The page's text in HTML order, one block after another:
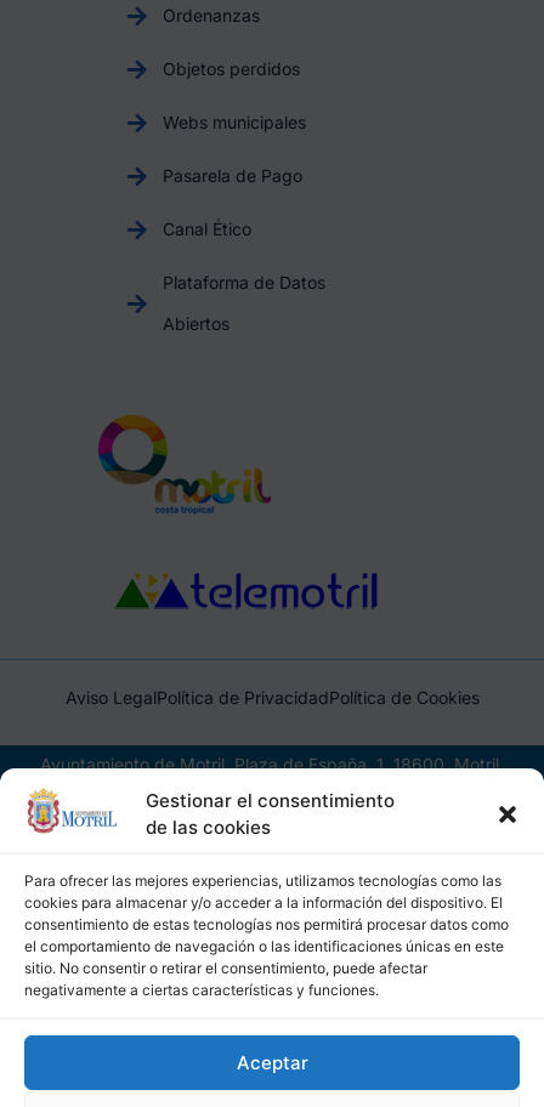
Gestionar el consentimiento
de las cookies
Para ofrecer las mejores experiencias, utilizamos tecnologías como las
cookies para almacenar y/o acceder a la información del dispositivo. El
consentimiento de estas tecnologías nos permitirá procesar datos como
el comportamiento de navegación o las identificaciones únicas en este
sitio. No consentir o retirar el consentimiento, puede afectar
negativamente a ciertas características y funciones.
Aceptar
Ordenanzas
Objetos perdidos
Webs municipales
Pasarela de Pago
Canal Ético
Plataforma de Datos
Abiertos
Aviso LegalPolítica de PrivacidadPolítica de Cookies
Ayuntamiento de Motril, Plaza de España, 1, 18600, Motril,
(Granada), CIF: P1814200J, DIR3: L01181400